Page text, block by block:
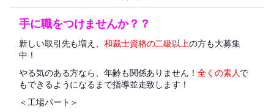
手に職をつけませんか？？
新しい取引先も増え、 和裁士資格の二級以上の方も大募集
中！
やる気のある方なら、年齢も関係ありません！ 全くの素人で
もできるようになるまで指導並走致します！
＜工場パート＞